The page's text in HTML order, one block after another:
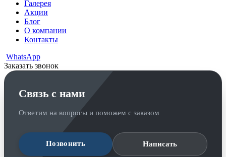
Галерея
Акции
Блог
О компании
Контакты
WhatsApp
Заказать звонок
Связь с нами
Ответим на вопросы и поможем с заказом
Позвонить Написать